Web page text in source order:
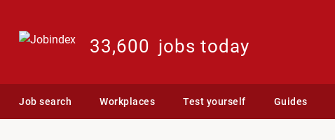
33,600 jobs today
Job search Workplaces Test yourself Guides